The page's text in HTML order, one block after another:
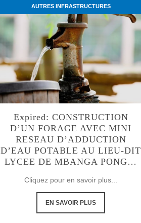
AUTRES INFRASTRUCTURES
Expired: CONSTRUCTION
D’UN FORAGE AVEC MINI
RESEAU D’ADDUCTION
D’EAU POTABLE AU LIEU-DIT
LYCEE DE MBANGA PONG…
Cliquez pour en savoir plus...
EN SAVOIR PLUS